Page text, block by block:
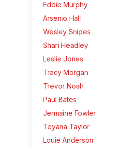
Eddie Murphy
Arsenio Hall
Wesley Snipes
Shari Headley
Leslie Jones
Tracy Morgan
Trevor Noah
Paul Bates
Jermaine Fowler
Teyana Taylor
Louie Anderson